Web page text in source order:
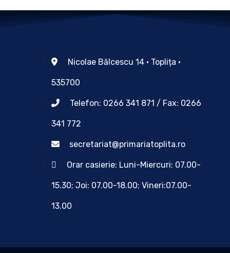
Nicolae Bălcescu 14 • Toplița •
535700
Telefon: 0266 341 871 / Fax: 0266
341 772
secretariat@primariatoplita.ro
Orar casierie: Luni-Miercuri: 07.00-
15.30; Joi: 07.00-18.00; Vineri:07.00-
13.00